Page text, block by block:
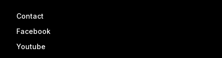
Contact
Facebook
Youtube